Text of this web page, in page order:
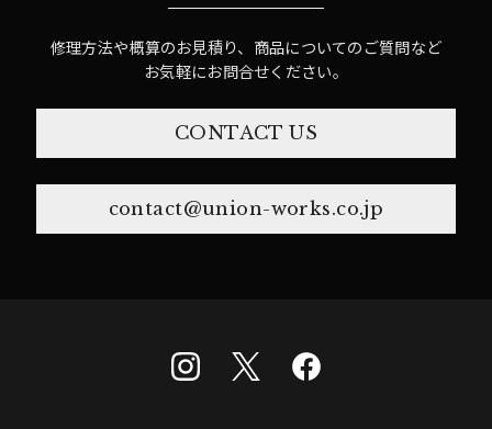
修理方法や概算のお見積り、商品についてのご質問など
お気軽にお問合せください。
CONTACT US
contact@union-works.co.jp